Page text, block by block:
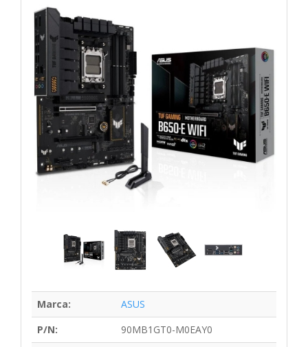
Marca:
ASUS
P/N:
90MB1GT0-M0EAY0